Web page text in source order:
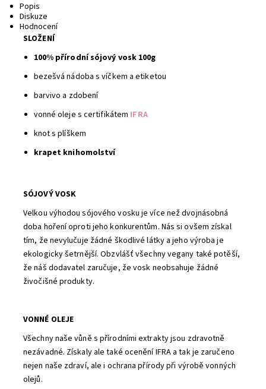
Popis
Diskuze
Hodnocení
SLOŽENÍ
100% přírodní sójový vosk 100g
bezešvá nádoba s víčkem a etiketou
barvivo a zdobení
vonné oleje s certifikátem IFRA
knot s plíškem
krapet knihomolství
SÓJOVÝ VOSK
Velkou výhodou sójového vosku je více než dvojnásobná
doba hoření oproti jeho konkurentům. Nás si ovšem získal
tím, že nevylučuje žádné škodlivé látky a jeho výroba je
ekologicky šetrnější. Obzvlášť všechny vegany také potěší,
že náš dodavatel zaručuje, že vosk neobsahuje žádné
živočišné produkty.
VONNÉ OLEJE
Všechny naše vůně s přírodními extrakty jsou zdravotně
nezávadné. Získaly ale také ocenění IFRA a tak je zaručeno
nejen naše zdraví, ale i ochrana přírody při výrobě vonných
olejů.